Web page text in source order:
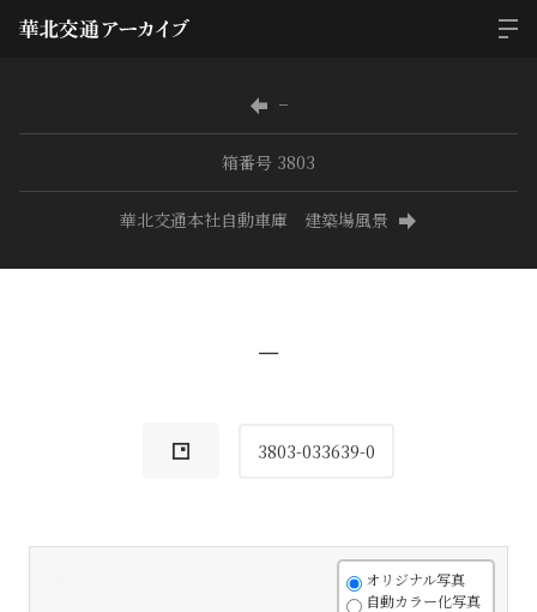
−
箱番号 3803
華北交通本社自動車庫 建築場風景
−
3803-033639-0
オリジナル写真
自動カラー化写真